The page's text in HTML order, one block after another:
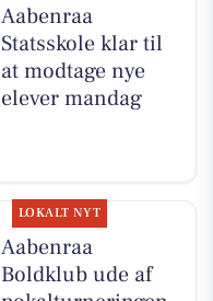
Aabenraa
Statsskole klar til
at modtage nye
elever mandag
LOKALT NYT
Aabenraa
Boldklub ude af